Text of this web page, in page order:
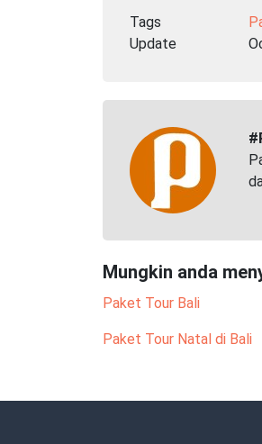
Tags
Update
Mungkin anda
Paket Tour Bali
Paket Tour Natal di Bali